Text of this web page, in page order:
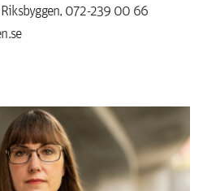
072-239 00 66